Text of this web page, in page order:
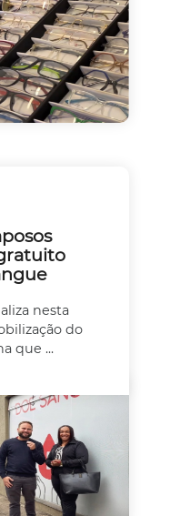
nesta
do
que ...